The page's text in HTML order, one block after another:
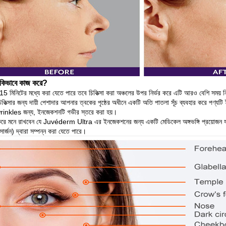
কিভাবে কাজ করে?
15 মিনিটের মধ্যে করা যেতে পারে তবে চিকিত্সা করা অঞ্চলের উপর নির্ভর করে এটি আরও বেশি সময়
জন্য দায়ী পেশাদার আপনার ত্বকের পৃষ্ঠের অধীনে একটি অতি পাতলা সূঁচ ব্যবহার করে
জন্য, ইনজেকশনটি গভীর স্তরে করা হয়।
মনে রাখবেন যে Juvéderm Ultra এর ইনজেকশনের জন্য একটি মেডিকেল অঙ্গভঙ্গি প্রয়োজন যা
দ্বারা সম্পন্ন করা যেতে পারে।